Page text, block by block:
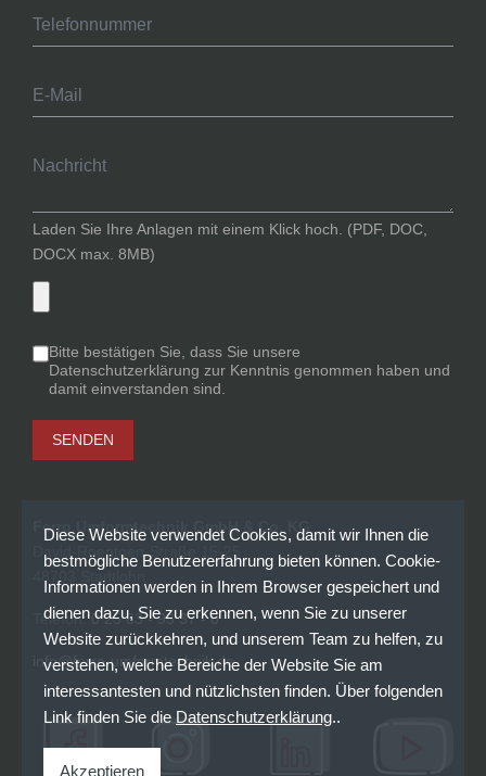
Laden Sie Ihre Anlagen mit einem Klick hoch. (PDF, DOC,
DOCX max. 8MB)
Bitte bestätigen Sie, dass Sie unsere
Datenschutzerklärung zur Kenntnis genommen haben und
damit einverstanden sind.
SENDEN
Ferro Umformtechnik GmbH & Co. KG
David-Roentgen-Straße 15-25
48703 Stadtlohn
Telefon: 0 25 63 - 93 37 - 0
info@ferro-umformtechnik.de
Diese Website verwendet Cookies, damit wir Ihnen die
bestmögliche Benutzererfahrung bieten können. Cookie-
Informationen werden in Ihrem Browser gespeichert und
dienen dazu, Sie zu erkennen, wenn Sie zu unserer
Website zurückkehren, und unserem Team zu helfen, zu
verstehen, welche Bereiche der Website Sie am
interessantesten und nützlichsten finden. Über folgenden
Link finden Sie die Datenschutzerklärung..
Akzeptieren